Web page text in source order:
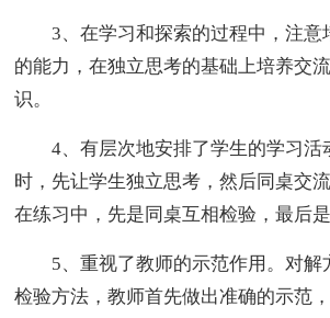
3、在学习和探索的过程中，注意
的能力，在独立思考的基础上培养交
识。
4、有层次地安排了学生的学习活
时，先让学生独立思考，然后同桌交
在练习中，先是同桌互相检验，最后是
5、重视了教师的示范作用。对解
检验方法，教师首先做出准确的示范